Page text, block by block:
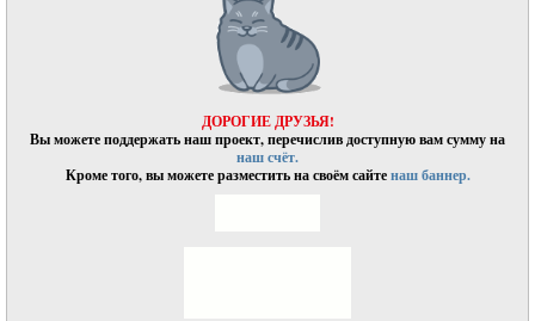
ДОРОГИЕ ДРУЗЬЯ!
Вы можете поддержать наш проект, перечислив доступную вам сумму на
наш счёт.
Кроме того, вы можете разместить на своём сайтенаш баннер.